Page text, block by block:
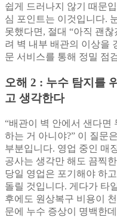
쉽게 드러나지 않기 때문
심 포인트는 이것입니다.
못했다면, 절대 “아직 괜
려 벽 내부 배관의 이상을
문 서비스를 통해 정밀 점
오해 2 : 누수 탐지를
고 생각한다
“배관이 벽 안에서 샌다면
하는 거 아니야?” 이 질문
부분입니다. 영업 중인 매
공사는 생각만 해도 끔찍
당일 영업은 포기해야 하
돌릴 것입니다. 게다가 타
후에도 원상복구 비용이
문에 누수 증상이 명백한